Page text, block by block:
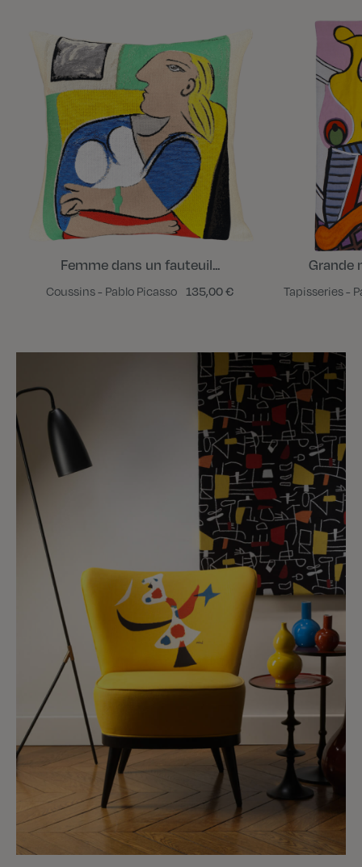
Femme dans un fauteuil...
Coussins - Pablo Picasso 135,00 €
Grande
Tapisseries -